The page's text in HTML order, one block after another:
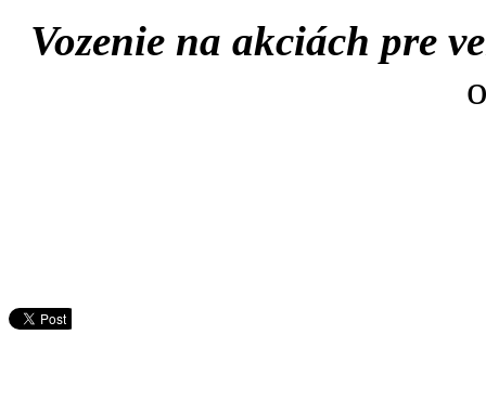
Vozenie na akciách pre